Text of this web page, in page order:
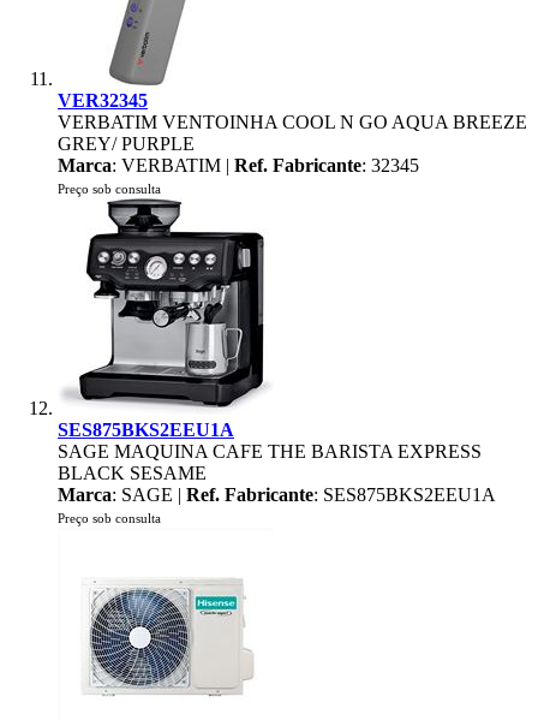
VER32345
VERBATIM VENTOINHA COOL N GO AQUA BREEZE
GREY/ PURPLE
Marca: VERBATIM | Ref. Fabricante: 32345
Preço sob consulta
SES875BKS2EEU1A
SAGE MAQUINA CAFE THE BARISTA EXPRESS
BLACK SESAME
Marca: SAGE | Ref. Fabricante: SES875BKS2EEU1A
Preço sob consulta